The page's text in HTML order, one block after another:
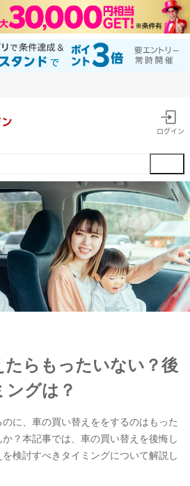
ログイン
たらもったいない？後
グは？
に、車の買い替えををするのはもった
？本記事では、車の買い替えを後悔し
検討すべきタイミングについて解説し